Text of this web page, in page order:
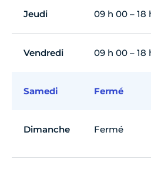
Jeudi 09 h 00 – 18
Vendredi 09 h 00 – 18
Samedi Fermé
Dimanche Fermé